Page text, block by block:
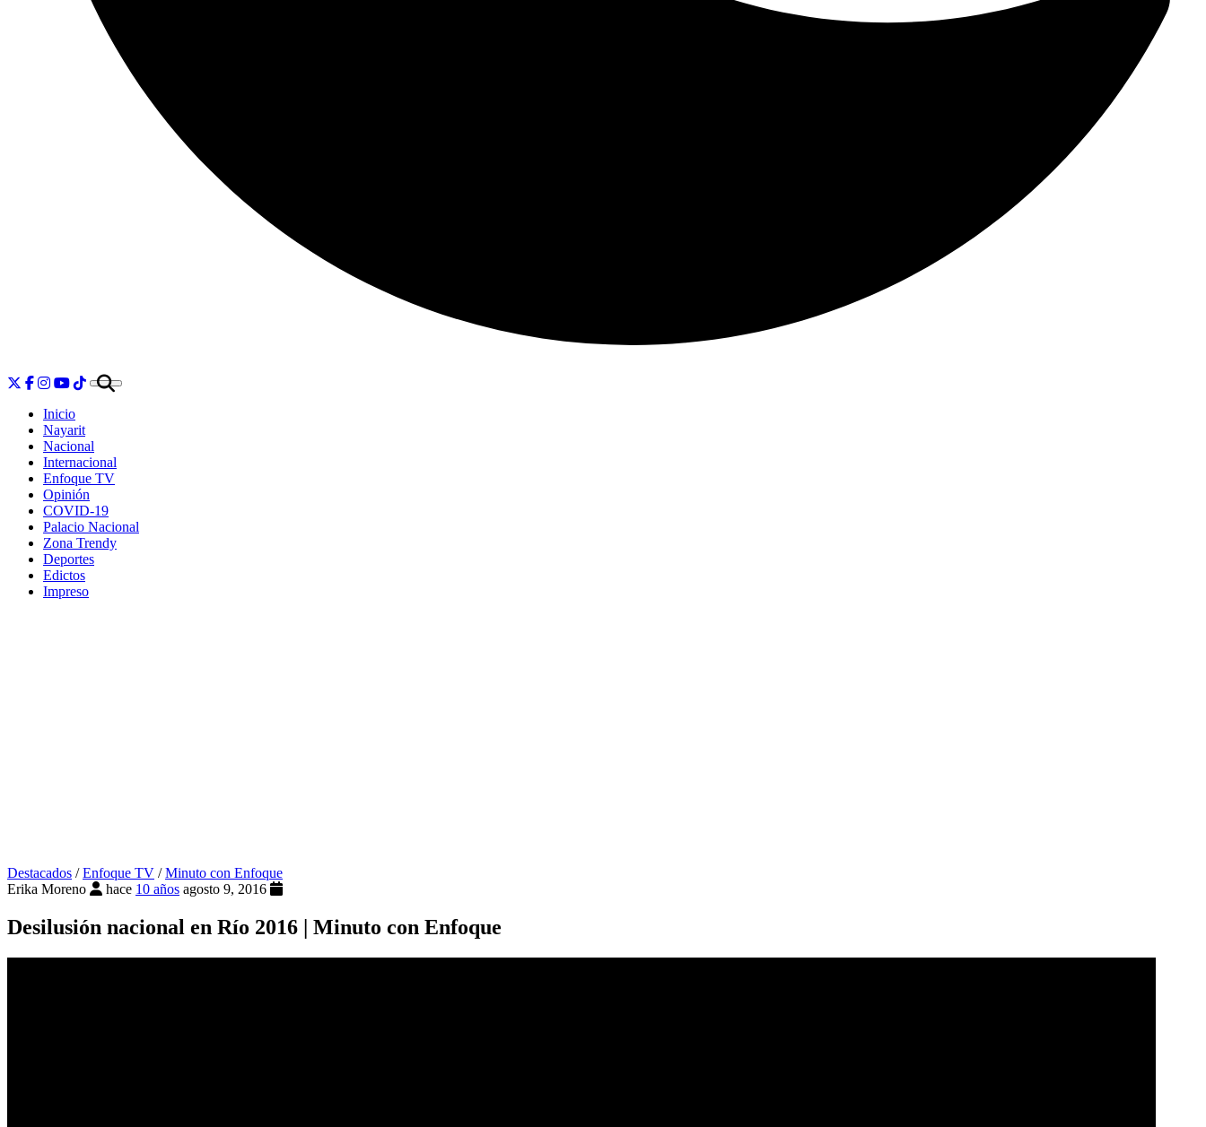
Inicio
Nayarit
Nacional
Internacional
Enfoque TV
Opinión
COVID-19
Palacio Nacional
Zona Trendy
Deportes
Edictos
Impreso
Destacados /Enfoque TV /Minuto con Enfoque
Erika Moreno
hace 10 años agosto 9, 2016
Desilusión nacional en Río 2016 | Minuto con Enfoque